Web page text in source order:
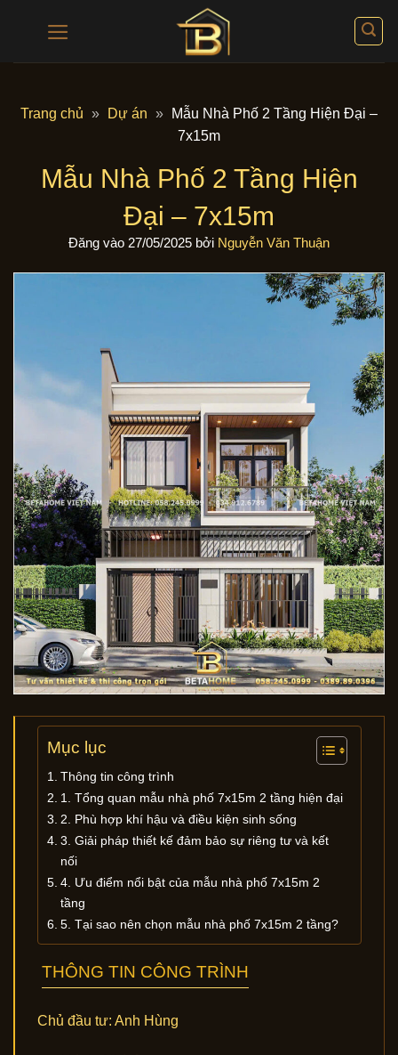
Trang chủ » Dự án »
Mẫu Nhà Phố 2 Tầng Hiện Đại –
7x15m
Mẫu Nhà Phố 2 Tầng Hiện
Đại – 7x15m
Đăng vào 27/05/2025 bởi Nguyễn Văn Thuận
Mục lục
Thông tin công trình
1. Tổng quan mẫu nhà phố 7x15m 2 tầng hiện đại
2. Phù hợp khí hậu và điều kiện sinh sống
3. Giải pháp thiết kế đảm bảo sự riêng tư và kết
nối
4. Ưu điểm nổi bật của mẫu nhà phố 7x15m 2
tầng
5. Tại sao nên chọn mẫu nhà phố 7x15m 2 tầng?
THÔNG TIN CÔNG TRÌNH
Chủ đầu tư: Anh Hùng